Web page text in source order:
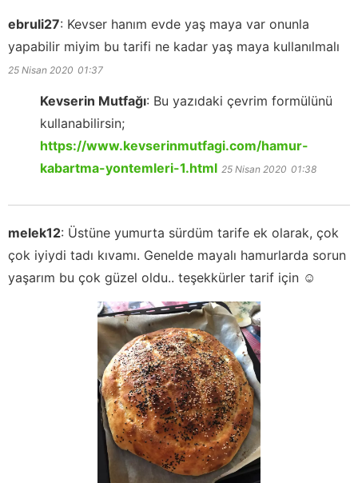
ebruli27: Kevser hanım evde yaş maya var onunla
yapabilir miyim bu tarifi ne kadar yaş maya kullanılmalı
25 Nisan 2020 01:37
Kevserin Mutfağı: Bu yazıdaki çevrim formülünü
kullanabilirsin;
https://www.kevserinmutfagi.com/hamur-
kabartma-yontemleri-1.html 25 Nisan 2020 01:38
melek12: Üstüne yumurta sürdüm tarife ek olarak, çok
çok iyiydi tadı kıvamı. Genelde mayalı hamurlarda sorun
yaşarım bu çok güzel oldu.. teşekkürler tarif için ☺️